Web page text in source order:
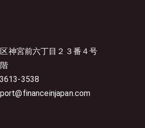
神宮前六丁目２３番４号
3538